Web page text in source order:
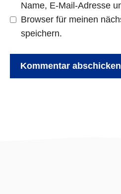
Name, E-Mail-Adresse
Browser für meinen
speichern.